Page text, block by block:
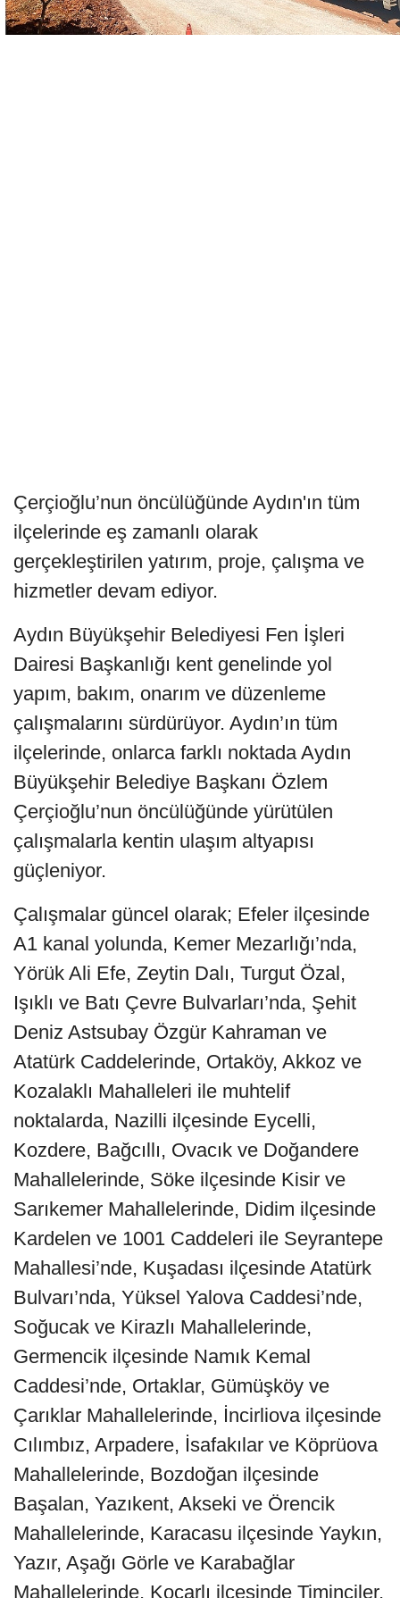
Çerçioğlu’nun öncülüğünde Aydın'ın tüm
ilçelerinde eş zamanlı olarak
gerçekleştirilen yatırım, proje, çalışma ve
hizmetler devam ediyor.
Aydın Büyükşehir Belediyesi Fen İşleri
Dairesi Başkanlığı kent genelinde yol
yapım, bakım, onarım ve düzenleme
çalışmalarını sürdürüyor. Aydın’ın tüm
ilçelerinde, onlarca farklı noktada Aydın
Büyükşehir Belediye Başkanı Özlem
Çerçioğlu’nun öncülüğünde yürütülen
çalışmalarla kentin ulaşım altyapısı
güçleniyor.
Çalışmalar güncel olarak; Efeler ilçesinde
A1 kanal yolunda, Kemer Mezarlığı’nda,
Yörük Ali Efe, Zeytin Dalı, Turgut Özal,
Işıklı ve Batı Çevre Bulvarları’nda, Şehit
Deniz Astsubay Özgür Kahraman ve
Atatürk Caddelerinde, Ortaköy, Akkoz ve
Kozalaklı Mahalleleri ile muhtelif
noktalarda, Nazilli ilçesinde Eycelli,
Kozdere, Bağcıllı, Ovacık ve Doğandere
Mahallelerinde, Söke ilçesinde Kisir ve
Sarıkemer Mahallelerinde, Didim ilçesinde
Kardelen ve 1001 Caddeleri ile Seyrantepe
Mahallesi’nde, Kuşadası ilçesinde Atatürk
Bulvarı’nda, Yüksel Yalova Caddesi’nde,
Soğucak ve Kirazlı Mahallelerinde,
Germencik ilçesinde Namık Kemal
Caddesi’nde, Ortaklar, Gümüşköy ve
Çarıklar Mahallelerinde, İncirliova ilçesinde
Cılımbız, Arpadere, İsafakılar ve Köprüova
Mahallelerinde, Bozdoğan ilçesinde
Başalan, Yazıkent, Akseki ve Örencik
Mahallelerinde, Karacasu ilçesinde Yaykın,
Yazır, Aşağı Görle ve Karabağlar
Mahallelerinde, Koçarlı ilçesinde Timinciler,